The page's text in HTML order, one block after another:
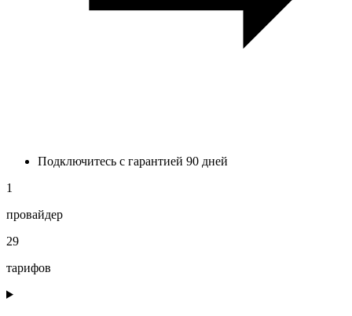
Подключитесь с гарантией 90 дней
1
провайдер
29
тарифов